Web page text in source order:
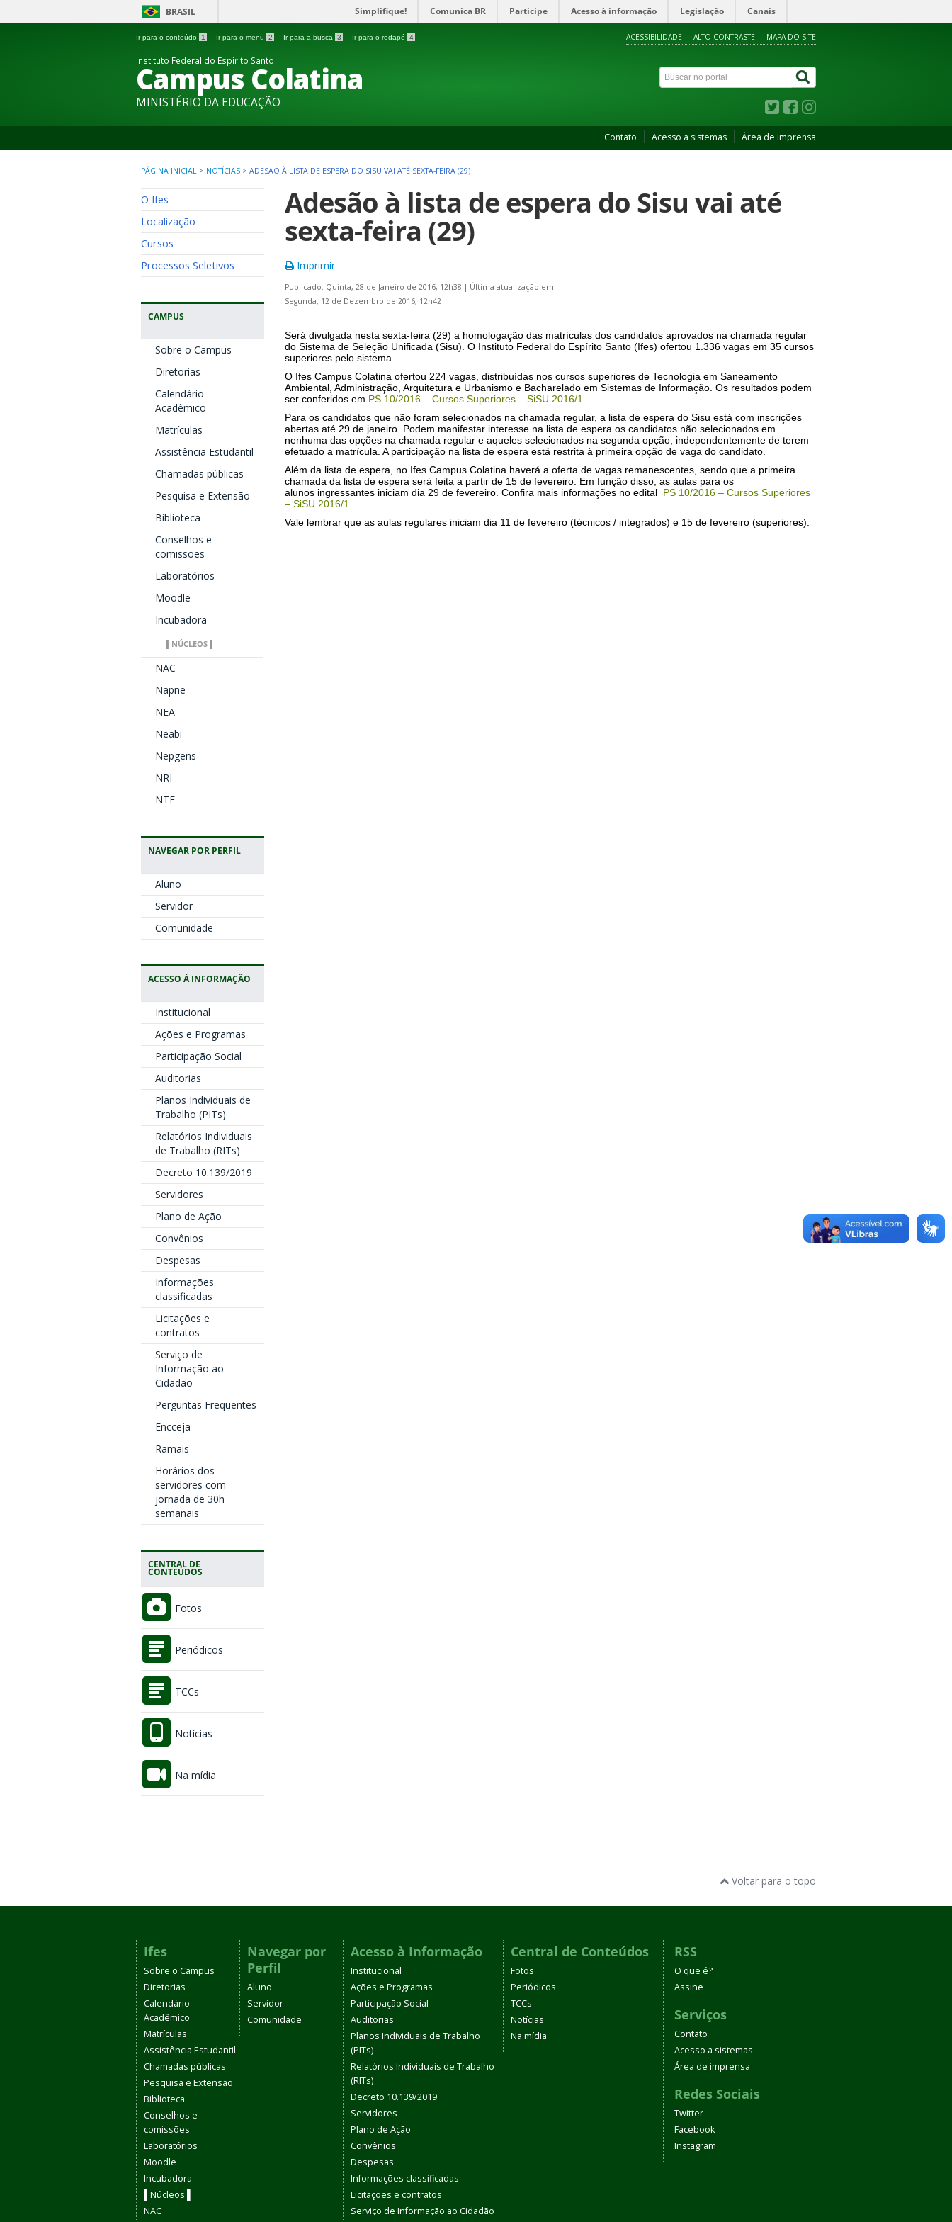
BRASIL Simplifique! Comunica BR Participe Acesso à informação Legislação Canais
Ir para o conteúdo 1 Ir para o menu 2 Ir para a busca 3 Ir para o rodapé 4 ACESSIBILIDADE ALTO CONTRASTE MAPA DO SITE
Instituto Federal do Espírito Santo
Campus Colatina
MINISTÉRIO DA EDUCAÇÃO
Contato Acesso a sistemas Área de imprensa
PÁGINA INICIAL > NOTÍCIAS > ADESÃO À LISTA DE ESPERA DO SISU VAI ATÉ SEXTA-FEIRA (29)
O Ifes
Localização
Cursos
Processos Seletivos
CAMPUS
Sobre o Campus
Diretorias
Calendário
Acadêmico
Matrículas
Assistência Estudantil
Chamadas públicas
Pesquisa e Extensão
Biblioteca
Conselhos e
comissões
Laboratórios
Moodle
Incubadora
▌NÚCLEOS ▌
NAC
Napne
NEA
Neabi
Nepgens
NRI
NTE
NAVEGAR POR PERFIL
Aluno
Servidor
Comunidade
ACESSO À INFORMAÇÃO
Institucional
Ações e Programas
Participação Social
Auditorias
Planos Individuais de
Trabalho (PITs)
Relatórios Individuais
de Trabalho (RITs)
Decreto 10.139/2019
Servidores
Plano de Ação
Convênios
Despesas
Informações
classificadas
Licitações e
contratos
Serviço de
Informação ao
Cidadão
Perguntas Frequentes
Encceja
Ramais
Horários dos
servidores com
jornada de 30h
semanais
CENTRAL DE
CONTEÚDOS
Fotos
Periódicos
TCCs
Notícias
Na mídia
Adesão à lista de espera do Sisu vai até
sexta-feira (29)
Imprimir
Publicado: Quinta, 28 de Janeiro de 2016, 12h38 | Última atualização em
Segunda, 12 de Dezembro de 2016, 12h42
Será divulgada nesta sexta-feira (29) a homologação das matrículas dos candidatos aprovados na chamada regular
do Sistema de Seleção Unificada (Sisu). O Instituto Federal do Espírito Santo (Ifes) ofertou 1.336 vagas em 35 cursos
superiores pelo sistema.
O Ifes Campus Colatina ofertou 224 vagas, distribuídas nos cursos superiores de Tecnologia em Saneamento
Ambiental, Administração, Arquitetura e Urbanismo e Bacharelado em Sistemas de Informação. Os resultados podem
ser conferidos em PS 10/2016 – Cursos Superiores – SiSU 2016/1
Para os candidatos que não foram selecionados na chamada regular, a lista de espera do Sisu está com inscrições
abertas até 29 de janeiro. Podem manifestar interesse na lista de espera os candidatos não selecionados em
nenhuma das opções na chamada regular e aqueles selecionados na segunda opção, independentemente de terem
efetuado a matrícula. A participação na lista de espera está restrita à primeira opção de vaga do candidato.
Além da lista de espera, no Ifes Campus Colatina haverá a oferta de vagas remanescentes, sendo que a primeira
chamada da lista de espera será feita a partir de 15 de fevereiro. Em função disso, as aulas para os
alunos ingressantes iniciam dia 29 de fevereiro. Confira mais informações no edital PS 10/2016 – Cursos Superiores
– SiSU 2016/1
Vale lembrar que as aulas regulares iniciam dia 11 de fevereiro (técnicos / integrados) e 15 de fevereiro (superiores).
Voltar para o topo
Ifes
Sobre o Campus
Diretorias
Calendário
Acadêmico
Matrículas
Assistência Estudantil
Chamadas públicas
Pesquisa e Extensão
Biblioteca
Conselhos e
comissões
Laboratórios
Moodle
Incubadora
▌Núcleos ▌
NAC
Navegar por
Perfil
Aluno
Servidor
Comunidade
Acesso à Informação
Institucional
Ações e Programas
Participação Social
Auditorias
Planos Individuais de Trabalho
(PITs)
Relatórios Individuais de Trabalho
(RITs)
Decreto 10.139/2019
Servidores
Plano de Ação
Convênios
Despesas
Informações classificadas
Licitações e contratos
Serviço de Informação ao Cidadão
Central de Conteúdos
Fotos
Periódicos
TCCs
Notícias
Na mídia
RSS
O que é?
Assine
Serviços
Contato
Acesso a sistemas
Área de imprensa
Redes Sociais
Twitter
Facebook
Instagram